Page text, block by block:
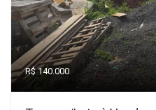
R$ 140.000